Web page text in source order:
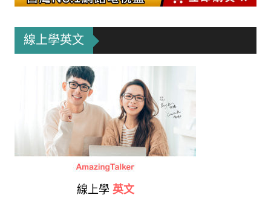
線上學英文
線上學 英文